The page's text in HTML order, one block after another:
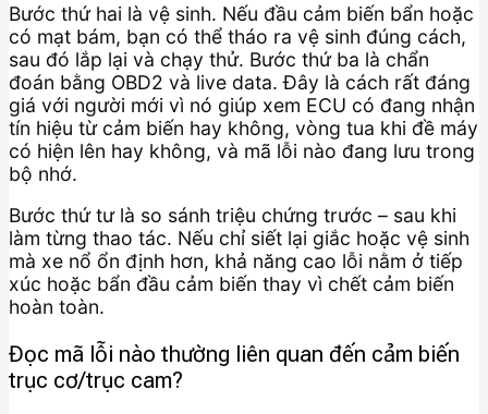
Bước thứ hai là vệ sinh. Nếu đầu cảm biến bẩn hoặc
có mạt bám, bạn có thể tháo ra vệ sinh đúng cách,
sau đó lắp lại và chạy thử. Bước thứ ba là chẩn
đoán bằng OBD2 và live data. Đây là cách rất đáng
giá với người mới vì nó giúp xem ECU có đang nhận
tín hiệu từ cảm biến hay không, vòng tua khi đề máy
có hiện lên hay không, và mã lỗi nào đang lưu trong
bộ nhớ.
Bước thứ tư là so sánh triệu chứng trước – sau khi
làm từng thao tác. Nếu chỉ siết lại giắc hoặc vệ sinh
mà xe nổ ổn định hơn, khả năng cao lỗi nằm ở tiếp
xúc hoặc bẩn đầu cảm biến thay vì chết cảm biến
hoàn toàn.
Đọc mã lỗi nào thường liên quan đến cảm biến
trục cơ/trục cam?